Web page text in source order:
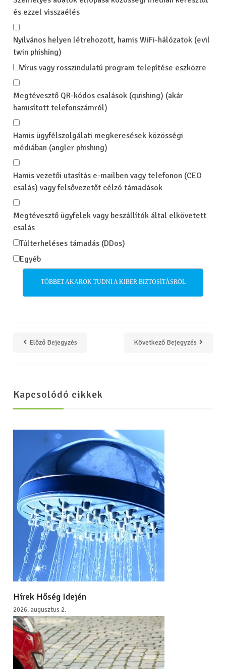
és ezzel visszaélés
Nyilvános helyen létrehozott, hamis WiFi-hálózatok (evil
twin phishing)
Vírus vagy rosszindulatú program telepítése eszközre
Megtévesztő QR-kódos csalások (quishing) (akár
hamisított telefonszámról)
Hamis ügyfélszolgálati megkeresések közösségi
médiában (angler phishing)
Hamis vezetői utasítás e-mailben vagy telefonon (CEO
csalás) vagy felsővezetőt célzó támadások
Megtévesztő ügyfelek vagy beszállítók által elkövetett
csalás
Túlterheléses támadás (DDos)
Egyéb
TÖBBET AKAROK TUDNI A KIBER BIZTOSÍTÁSRÓL
Előző Bejegyzés Következő Bejegyzés
Kapcsolódó cikkek
Hírek Hőség Idején
2026. augusztus 2.